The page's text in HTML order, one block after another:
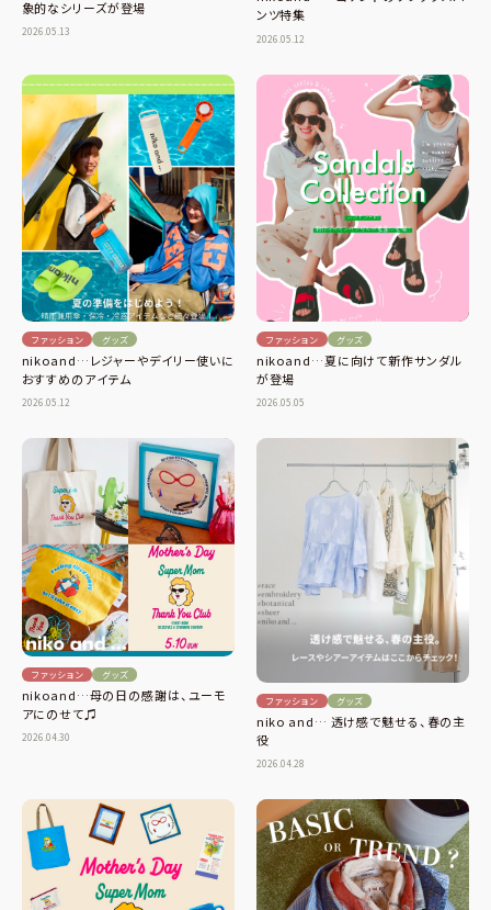
象的なシリーズが登場
2026.05.13
ンツ特集
2026.05.12
ファッション グッズ
nikoand…レジャーやデイリー使いに
おすすめのアイテム
2026.05.12
ファッション グッズ
nikoand…夏に向けて新作サンダル
が登場
2026.05.05
ファッション グッズ
nikoand…母の日の感謝は、ユーモ
アにのせて♫
2026.04.30
ファッション グッズ
niko and… 透け感で魅せる、春の主
役
2026.04.28